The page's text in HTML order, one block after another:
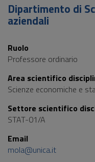
al
Footer
Dipartimento di
aziendali
Ruolo
Professore ordinario
Area scientifico
Scienze economiche e
Settore scientifico
STAT-01/A
Email
mola@unica.it